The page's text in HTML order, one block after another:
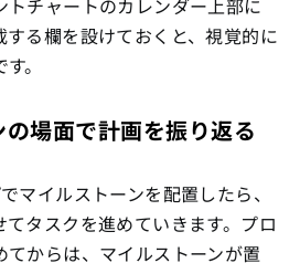
チャートのカレンダー上部に
る欄を設けておくと、視覚的に
。
場面で計画を振り返る
マイルストーンを配置したら、
タスクを進めていきます。プロ
てからは、マイルストーンが置